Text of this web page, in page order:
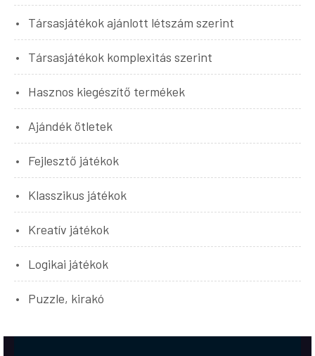
Társasjátékok ajánlott létszám szerint
Társasjátékok komplexitás szerint
Hasznos kiegészítő termékek
Ajándék ötletek
Fejlesztő játékok
Klasszikus játékok
Kreatív játékok
Logikai játékok
Puzzle, kirakó